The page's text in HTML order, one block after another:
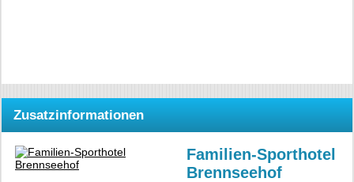
Zusatzinformationen
Familien-Sporthotel
Brennseehof